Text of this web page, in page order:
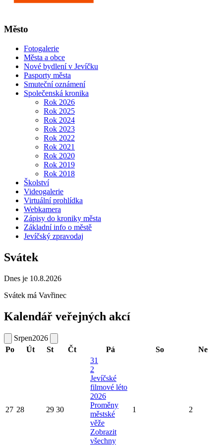
Město
Fotogalerie
Města a obce
Nové bydlení v Jevíčku
Pasporty města
Smuteční oznámení
Společenská kronika
Rok 2026
Rok 2025
Rok 2024
Rok 2023
Rok 2022
Rok 2021
Rok 2020
Rok 2019
Rok 2018
Školství
Videogalerie
Virtuální prohlídka
Webkamera
Zápisy do kroniky města
Základní info o městě
Jevíčský zpravodaj
Svátek
Dnes je 10.8.2026
Svátek má Vavřinec
Kalendář veřejných akcí
Srpen2026
Po
Út St Čt Pá So Ne
27 28 29 30
31
2
Jevíčské
filmové léto
2026
Proměny
městské
věže
Zobrazit
všechny
1 2